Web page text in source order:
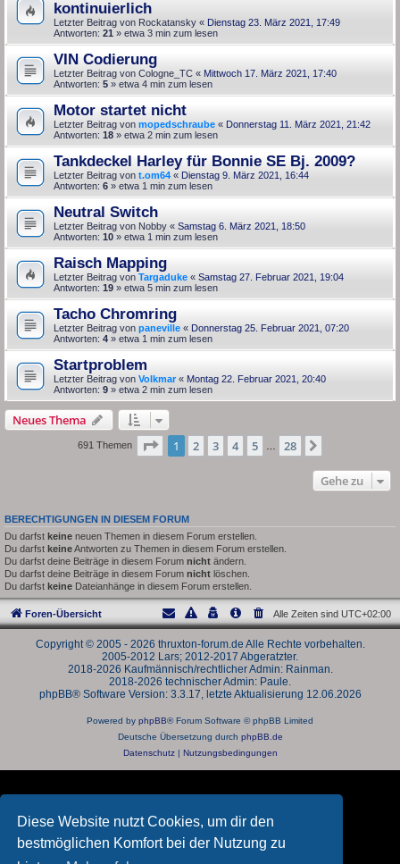
Diese Website nutzt Cookies, um dir den
bestmöglichen Komfort bei der Nutzung zu
kontinuierlich
Letzter Beitrag von Rockatansky « Dienstag 23. März 2021, 17:49
Antworten: 21 » etwa 3 min zum lesen
VIN Codierung
Letzter Beitrag von Cologne_TC « Mittwoch 17. März 2021, 17:40
Antworten: 5 » etwa 4 min zum lesen
Motor startet nicht
Letzter Beitrag von mopedschraube « Donnerstag 11. März 2021, 21:42
Antworten: 18 » etwa 2 min zum lesen
Tankdeckel Harley für Bonnie SE Bj. 2009?
Letzter Beitrag von t.om64 « Dienstag 9. März 2021, 16:44
Antworten: 6 » etwa 1 min zum lesen
Neutral Switch
Letzter Beitrag von Nobby « Samstag 6. März 2021, 18:50
Antworten: 10 » etwa 1 min zum lesen
Raisch Mapping
Letzter Beitrag von Targaduke « Samstag 27. Februar 2021, 19:04
Antworten: 19 » etwa 5 min zum lesen
Tacho Chromring
Letzter Beitrag von paneville « Donnerstag 25. Februar 2021, 07:20
Antworten: 4 » etwa 1 min zum lesen
Startproblem
Letzter Beitrag von Volkmar« Montag 22. Februar 2021, 20:40
Antworten: 9 » etwa 2 min zum lesen
Neues Thema
691 Themen Seite 1von 28
1 2 3 4 5 … 28
Gehe zu
BERECHTIGUNGEN IN DIESEM FORUM
Du darfst keine neuen Themen in diesem Forum erstellen.
Du darfst keineAntworten zu Themen in diesem Forum erstellen.
Du darfst deine Beiträge in diesem Forum nicht ändern.
Du darfst deine Beiträge in diesem Forum nicht löschen.
Du darfst keine Dateianhänge in diesem Forum erstellen.
Foren-Übersicht Alle Zeiten sind UTC+02:00
Copyright © 2005 - 2026 thruxton-forum.de Alle Rechte vorbehalten.
2005-2012 Lars; 2012-2017 Abgeratzter.
2018-2026 Kaufmännisch/rechtlicher Admin: Rainman.
2018-2026 technischer Admin: Paule.
phpBB® Software Version: 3.3.17, letzte Aktualisierung 12.06.2026
Powered by phpBB® Forum Software © phpBB Limited
Deutsche Übersetzung durch phpBB.de
Datenschutz| Nutzungsbedingungen